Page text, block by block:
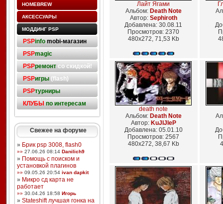
HOMEBREW
АКСЕССУАРЫ
МОДДИНГ PSP
PSPinfo mobi-магазин
PSPmagic
PSPремонтсо скидкой!
PSPигры(flash)
PSPтурниры
КЛУБЫ по интересам
Свежее на форуме
» Брик psp 3008, flash0
»» 27.06.26 08:14 Danilich9
» Помощь с поиском и
установкой плагинов
»» 09.05.26 20:54 ivan dapkit
» Микро сд карта не
работает
»» 30.04.26 18:58 Игорь
» Stateshift лучшая гонка на
Лайт Ягами
Альбом: Death Note
Автор: Sephiroth
Добавлена: 30.08.11
Просмотров: 2370
480x272, 71,53 Kb
death note
Альбом: Death Note
Автор: KuJIJIeP
Добавлена: 05.01.10
Просмотров: 2567
480x272, 38,67 Kb